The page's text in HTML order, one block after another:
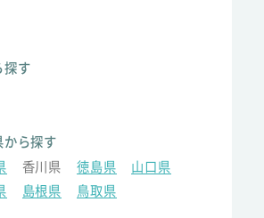
探す
ら探す
香川県 徳島県
山口県
島根県 鳥取県